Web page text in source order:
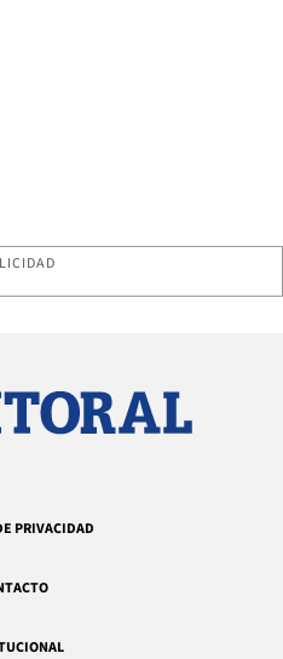
PRIVACIDAD